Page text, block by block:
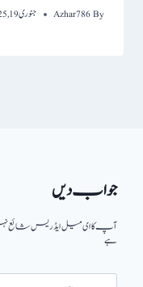
By
Azhar786 جنوری 19, 2025
جواب دیں
آپ کا ای میل ایڈریس شائع
ہے